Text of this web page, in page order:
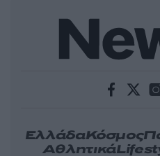
ΕλλάδαΚόσμος
Αθλητικά